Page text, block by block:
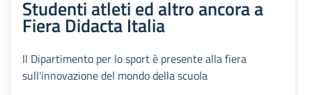
Studenti atleti ed altro ancora a
Fiera Didacta Italia
Il Dipartimento per lo sport è presente alla fiera
sull'innovazione del mondo della scuola